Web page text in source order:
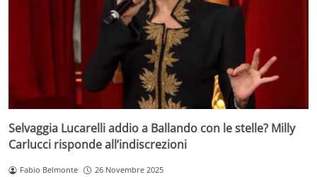
Selvaggia Lucarelli addio a Ballando con le stelle? Milly
Carlucci risponde all’indiscrezioni
Fabio Belmonte 26 Novembre 2025